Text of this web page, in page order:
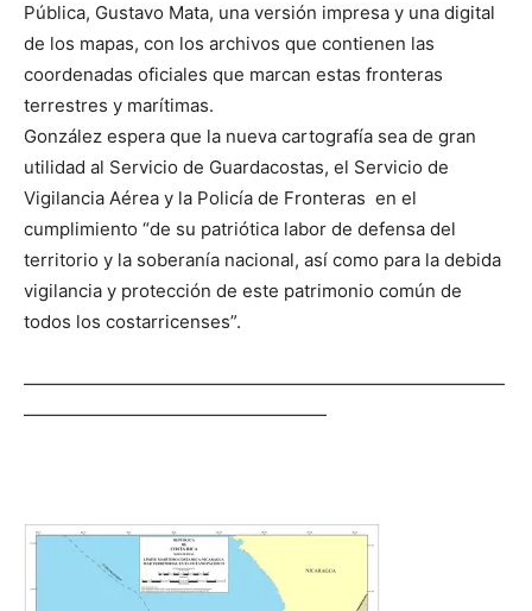
Pública, Gustavo Mata, una versión impresa y una digital
de los mapas, con los archivos que contienen las
coordenadas oficiales que marcan estas fronteras
terrestres y marítimas.
González espera que la nueva cartografía sea de gran
utilidad al Servicio de Guardacostas, el Servicio de
Vigilancia Aérea y la Policía de Fronteras en el
cumplimiento “de su patriótica labor de defensa del
territorio y la soberanía nacional, así como para la debida
vigilancia y protección de este patrimonio común de
todos los costarricenses”.
———————————————————————————
—————————————————